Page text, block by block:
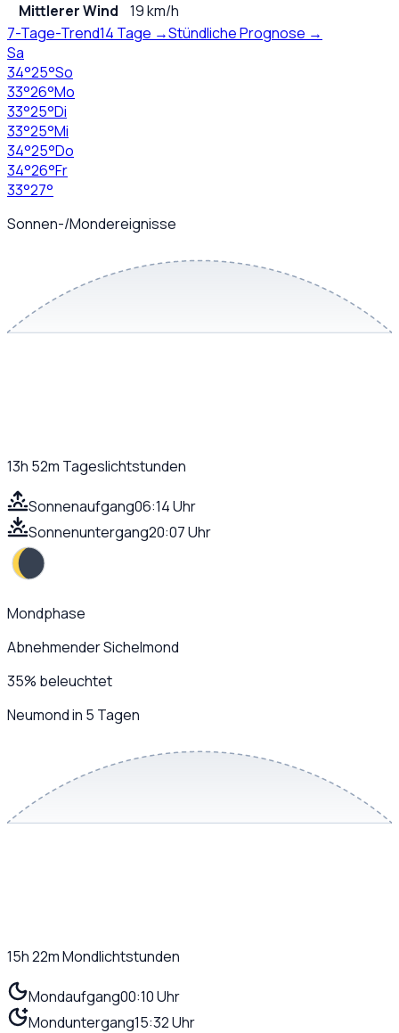
Mittlerer Wind
19 km/h
7-Tage-Trend14 Tage →Stündliche Prognose →
Sa
34°25°So
33°26°Mo
33°25°Di
33°25°Mi
34°25°Do
34°26°Fr
33°27°
Sonnen-/Mondereignisse
13h 52m Tageslichtstunden
Sonnenaufgang06:14 Uhr
Sonnenuntergang20:07 Uhr
Mondphase
Abnehmender Sichelmond
35% beleuchtet
Neumond in 5 Tagen
15h 22mMondlichtstunden
Mondaufgang00:10 Uhr
Monduntergang15:32 Uhr